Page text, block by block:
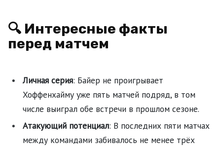
🔍 Интересные факты
перед матчем
Личная серия: Байер не проигрывает
Хоффенхайму уже пять матчей подряд, в том
числе выиграл обе встречи в прошлом сезоне.
Атакующий потенциал: В последних пяти матчах
между командами забивалось не менее трёх